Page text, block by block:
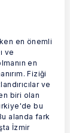
en önemli
ve
en
Fiziği
ve
biri olan
bu
alanda fark
İzmir